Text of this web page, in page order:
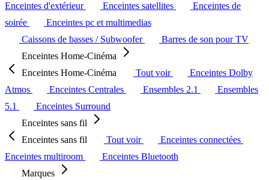
Enceintes d'extérieur
Enceintes satellites
Enceintes de
soirée
Enceintes pc et multimedias
Caissons de basses / Subwoofer
Barres de son pour TV
Enceintes Home-Cinéma
Enceintes Home-Cinéma
Tout voir
Enceintes Dolby
Atmos
Enceintes Centrales Ensembles 2.1
Ensembles
5.1
Enceintes Surround
Enceintes sans fil
Enceintes sans fil
Tout voir
Enceintes connectées
Enceintes multiroom
Enceintes Bluetooth
Marques